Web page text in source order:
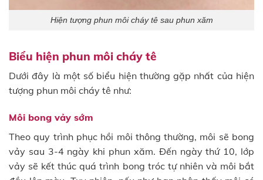
Hiện tượng phun môi cháy tê sau phun xăm
Biểu hiện phun môi cháy tê
Dưới đây là một số biểu hiện thường gặp nhất của hiện
tượng phun môi cháy tê như:
Môi bong vảy sớm
Theo quy trình phục hồi môi thông thường, môi sẽ bong
vảy sau 3-4 ngày khi phun xăm. Đến ngày thứ 10, lớp
vảy sẽ kết thúc quá trình bong tróc tự nhiên và môi bắt